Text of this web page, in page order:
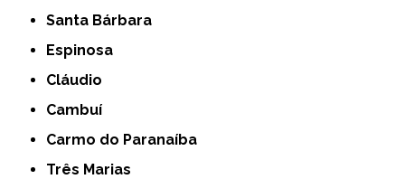
Santa Bárbara
Espinosa
Cláudio
Cambuí
Carmo do Paranaíba
Três Marias